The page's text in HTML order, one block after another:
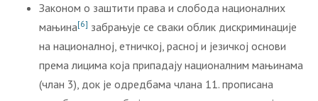
Законом о заштити права и слобода националних
мањина[6] забрањује се сваки облик дискриминације
на националној, етничкој, расној и језичкој основи
према лицима која припадају националним мањинама
(члан 3), док је одредбама члана 11. прописана